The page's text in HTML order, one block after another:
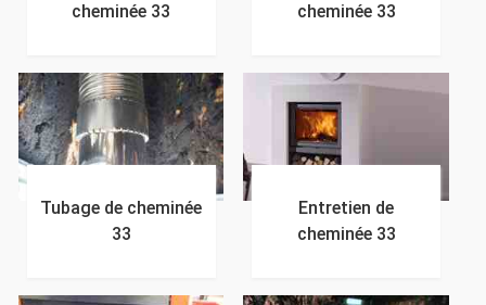
cheminée 33
cheminée 33
Tubage de cheminée
33
Entretien de
cheminée 33